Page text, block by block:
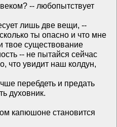
-- любопытствует
лишь две вещи, --
ты опасно и что мне
твое существование
-- не пытайся сейчас
что увидит наш колдун,
перебдеть и предать
духовник.
капюшоне становится